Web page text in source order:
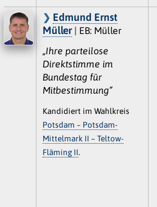
Edmund Ernst
Müller| EB: Müller
„Ihre parteilose
Direktstimme im
Bundestag für
Mitbestimmung“
Kandidiert im Wahlkreis
Potsdam – Potsdam-
Mittelmark II – Teltow-
Fläming II.